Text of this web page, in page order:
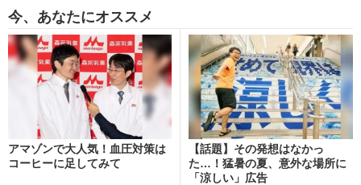
今、あなたにオススメ
アマゾンで大人気！血圧対策は
コーヒーに足してみて
【話題】その発想はなかっ
た…！猛暑の夏、意外な場所に
「涼しい」広告